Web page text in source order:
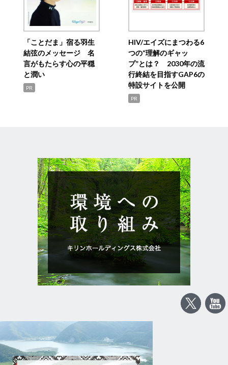
「ことだま」宿る羽生
結弦のメッセージ 名
言がもたらす心の平穏
と潤い
PR
HIV/エイズにまつわる6
つの“理解のギャッ
プ”とは？ 2030年の流
行終結を目指すGAP6の
特設サイトを公開
PR